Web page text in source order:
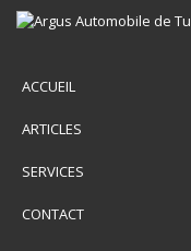
ACCUEIL
ARTICLES
SERVICES
CONTACT